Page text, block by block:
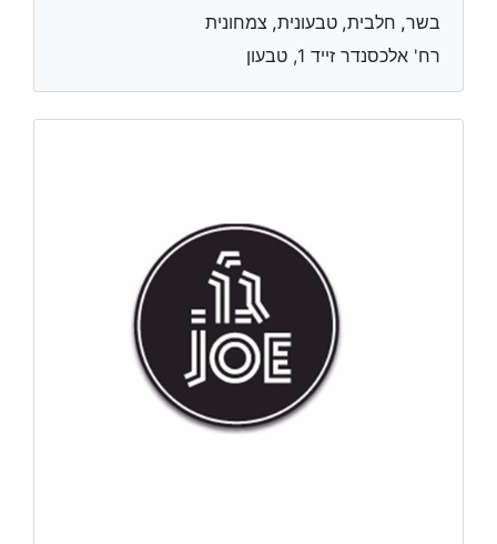
בשר, חלבית, טבעונית, צמחונית
רח' אלכסנדר זייד 1, טבעון